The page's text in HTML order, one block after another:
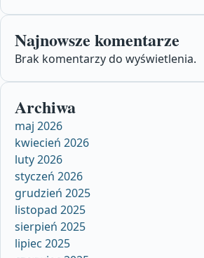
Najnowsze komentarze
Brak komentarzy do wyświetlenia.
Archiwa
maj 2026
kwiecień 2026
luty 2026
styczeń 2026
grudzień 2025
listopad 2025
sierpień 2025
lipiec 2025